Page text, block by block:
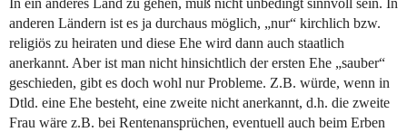
In ein anderes Land zu gehen, muß nicht unbedingt sinnvoll sein. In
anderen Ländern ist es ja durchaus möglich, „nur“ kirchlich bzw.
religiös zu heiraten und diese Ehe wird dann auch staatlich
anerkannt. Aber ist man nicht hinsichtlich der ersten Ehe „sauber“
geschieden, gibt es doch wohl nur Probleme. Z.B. würde, wenn in
Dtld. eine Ehe besteht, eine zweite nicht anerkannt, d.h. die zweite
Frau wäre z.B. bei Rentenansprüchen, eventuell auch beim Erben